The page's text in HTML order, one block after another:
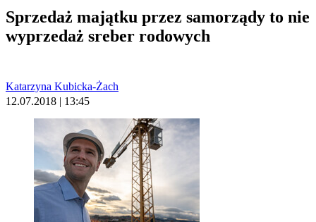
Sprzedaż majątku przez samorządy to nie
wyprzedaż sreber rodowych
Katarzyna Kubicka-Żach
12.07.2018 | 13:45